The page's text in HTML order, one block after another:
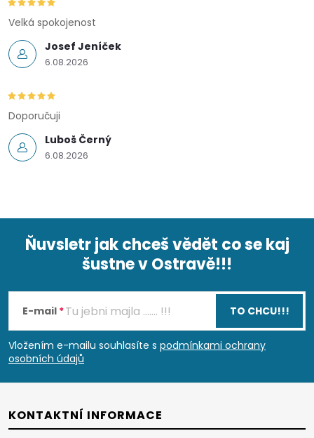
Josef Jeníček
6.08.2026
Velká spokojenost
Luboš Černý
6.08.2026
Doporučuji
p
a
t
Ňuvsletr jak chceš vědět co se kaj
šustne v Ostravě!!!
E-mail
Vložením e-mailu souhlasíte s podmínkami ochrany
osobních údajů
TO CHCU!!!
KONTAKTNÍ INFORMACE